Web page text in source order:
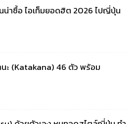
น่าซื้อ ไอเท็มยอดฮิต 2026 ไปญี่ปุ่น
ะ (Katakana) 46 ตัว พร้อม